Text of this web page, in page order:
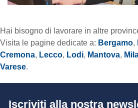
Hai bisogno di lavorare in altre
Visita le pagine dedicate a: Bergamo,
Cremona, Lecco, Lodi, Mantova,
Varese.
Iscriviti alla nostra